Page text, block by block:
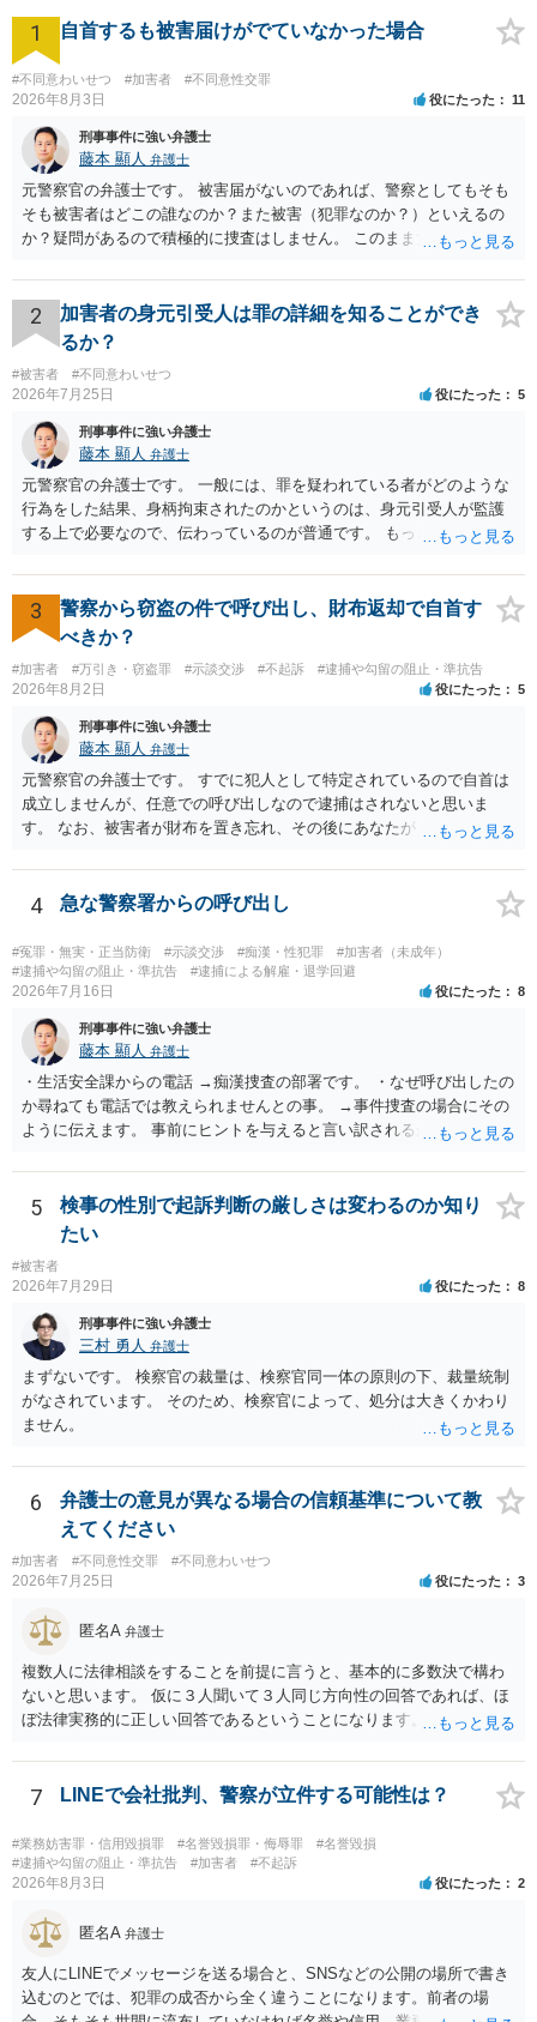
1 自首するも被害届けがでていなかった場合
#不同意わいせつ #加害者 #不同意性交罪
2026年8月3日 役にたった 11
刑事事件に強い弁護士
藤本 顯人 弁護士
元警察官の弁護士です。 被害届がないのであれば、警察としてもそも
そも被害者はどこの誰なのか？また被害（犯罪なのか？）といえるの
か？疑問があるので積極的に捜査はしません。 このまま女性から警察
2
加害者の身元引受人は罪の詳細を知ることができ
るか？
#被害者 #不同意わいせつ
2026年7月25日 役にたった 5
刑事事件に強い弁護士
藤本 顯人 弁護士
元警察官の弁護士です。 一般には、罪を疑われている者がどのような
行為をした結果、身柄拘束されたのかというのは、身元引受人が監護
する上で必要なので、伝わっているのが普通です。 もっとも、事実関
いたり、省略されていることもありうるかなとは思います。
3
警察から窃盗の件で呼び出し、財布返却で自首す
べきか？
#加害者 #万引き・窃盗罪 #示談交渉 #不起訴 #逮捕や勾留の阻止・準抗告
2026年8月2日 役にたった 5
刑事事件に強い弁護士
藤本 顯人 弁護士
元警察官の弁護士です。 すでに犯人として特定されているので自首は
成立しませんが、任意での呼び出しなので逮捕はされないと思いま
す。 なお、被害者が財布を置き忘れ、その後にあなたがトイレに入
と言い逃れはかなり厳しいものと思います。
4 急な警察署からの呼び出し
#冤罪・無実・正当防衛 #示談交渉 #痴漢・性犯罪
#加害者（未成年）
#逮捕や勾留の阻止・準抗告
#逮捕による解雇・退学回避
2026年7月16日 役にたった 8
刑事事件に強い弁護士
藤本 顯人 弁護士
・生活安全課からの電話 →痴漢捜査の部署です。 ・なぜ呼び出したの
か尋ねても電話では教えられませんとの事。 →事件捜査の場合にその
ように伝えます。 事前にヒントを与えると言い訳されるからです。 ・
たり →やはり痴漢として疑われているのでは。 そもそも痴漢をやって
ないのであれば、何も疑われる筋合いは無いわけですし狼狽える必要
はないですね。
5
検事の性別で起訴判断の厳しさは変わるのか知り
たい
#被害者
2026年7月29日 役にたった 8
刑事事件に強い弁護士
三村 勇人 弁護士
まずないです。 検察官の裁量は、検察官同一体の原則の下、裁量統制
がなされています。 そのため、検察官によって、処分は大きくかわり
ません。
6
弁護士の意見が異なる場合の信頼基準について教
えてください
#加害者 #不同意性交罪 #不同意わいせつ
2026年7月25日 役にたった 3
匿名A 弁護士
複数人に法律相談をすることを前提に言うと、基本的に多数決で構わ
ないと思います。 仮に３人聞いて３人同じ方向性の回答であれば、ほ
ぼ法律実務的に正しい回答であるということになります。 ３人聞いて
２になった場合は、どちらも法律実務的にありえるということであ
り、３人の弁護士の中で、一番相性の良いいざというときに弁護を頼
みたい弁護士を決め、その弁護士の発言を信じるということになりま
す。 その３人の中で「逮捕されない」と断言した弁護士には基本的に
委任しないほうがよいと思われます。 そもそも意見が分かれるような
事案で、断言すること自体が不適切であるからです。 ただ、相談者が
の気持ちを理解した上で、「逮捕されてもすぐに（自ら）接見して、
士に予め費用の見積もりをしておいても良いかと思われます。
7 LINEで会社批判、警察が立件する可能性は？
#業務妨害罪・信用毀損罪 #名誉毀損罪・侮辱罪
#名誉毀損
#逮捕や勾留の阻止・準抗告
#加害者 #不起訴
2026年8月3日 役にたった 2
匿名A 弁護士
友人にLINEでメッセージを送る場合と、SNSなどの公開の場所で書き
込むのとでは、犯罪の成否から全く違うことになります。前者の場